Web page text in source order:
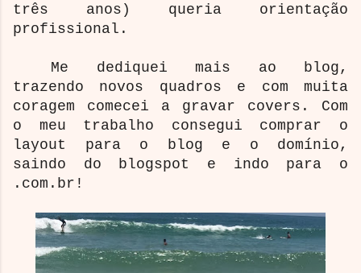
três anos) queria orientação
profissional.
Me dediquei mais ao blog,
trazendo novos quadros e com muita
coragem comecei a gravar covers. Com
o meu trabalho consegui comprar o
layout para o blog e o domínio,
saindo do blogspot e indo para o
.com.br!